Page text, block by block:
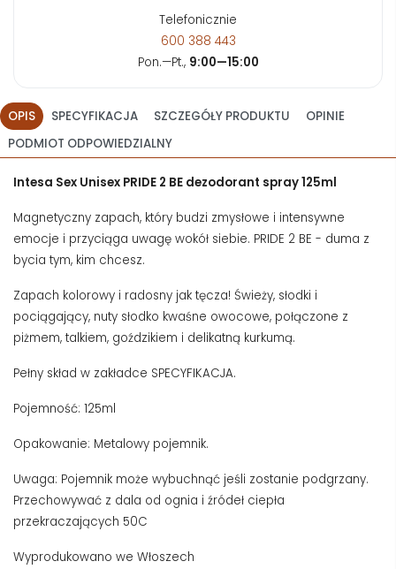
Telefonicznie
600 388 443
Pon.—Pt., 9:00—15:00
OPIS SPECYFIKACJA SZCZEGÓŁY PRODUKTU
OPINIE
PODMIOT ODPOWIEDZIALNY
Intesa Sex Unisex PRIDE 2 BE dezodorant spray 125ml
Magnetyczny zapach, który budzi zmysłowe i intensywne
emocje i przyciąga uwagę wokół siebie. PRIDE 2 BE - duma z
bycia tym, kim chcesz.
Zapach kolorowy i radosny jak tęcza! Świeży, słodki i
pociągający, nuty słodko kwaśne owocowe, połączone z
piżmem, talkiem, goździkiem i delikatną kurkumą.
Pełny skład w zakładce SPECYFIKACJA.
Pojemność: 125ml
Opakowanie: Metalowy pojemnik.
Uwaga: Pojemnik może wybuchnąć jeśli zostanie podgrzany.
Przechowywać z dala od ognia i źródeł ciepła
przekraczających 50C
Wyprodukowano we Włoszech